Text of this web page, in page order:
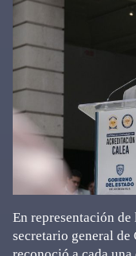
En representación
secretario general de